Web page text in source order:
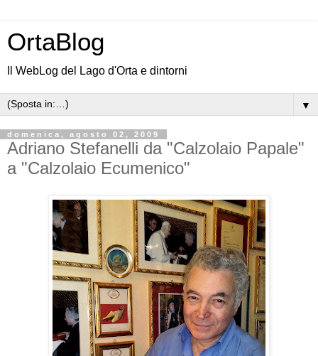
OrtaBlog
Il WebLog del Lago d'Orta e dintorni
▼
domenica, agosto 02, 2009
Adriano Stefanelli da "Calzolaio Papale"
a "Calzolaio Ecumenico"